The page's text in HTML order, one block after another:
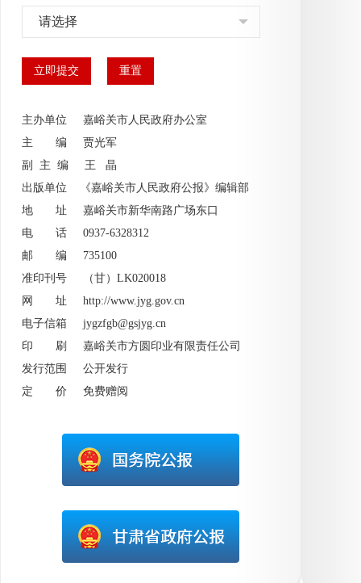
请选择
主办单位 嘉峪关市人民政府办公室
主 编 贾光军
副 主 编 王 晶
出版单位 《嘉峪关市人民政府公报》编辑部
地 址 嘉峪关市新华南路广场东口
电 话 0937-6328312
邮 编 735100
准印刊号 （甘）LK020018
网 址 http://www.jyg.gov.cn
电子信箱 jygzfgb@gsjyg.cn
印 刷 嘉峪关市方圆印业有限责任公司
发行范围 公开发行
定 价 免费赠阅